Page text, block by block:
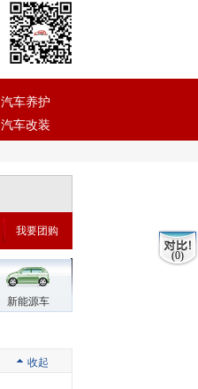
汽车养护
汽车改装
我要团购
新能源车
收起
(0)